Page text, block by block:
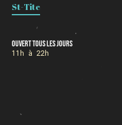
St-Tite
Ouvert tous les jours
11h à 22h
FERMÉ 31